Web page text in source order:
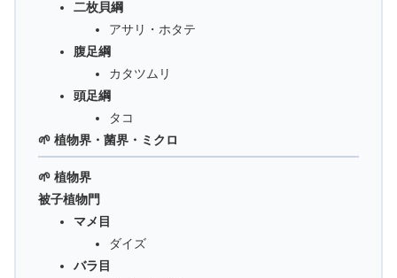
二枚貝綱
アサリ・ホタテ
腹足綱
カタツムリ
頭足綱
タコ
🌱 植物界・菌界・ミクロ
🌱 植物界
被子植物門
マメ目
ダイズ
バラ目